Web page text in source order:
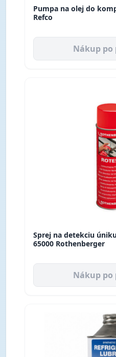
Pumpa na olej do
Refco
Nákup
Sprej na detekciu
65000 Rothenberger
Nákup